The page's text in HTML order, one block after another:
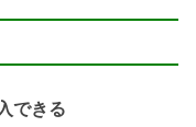
できる